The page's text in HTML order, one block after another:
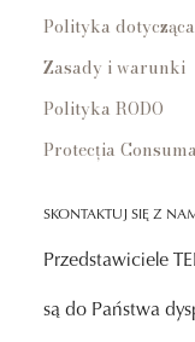
Polityka
Zasady i warunki
Polityka RODO
Protecția
SKONTAKTUJ SIĘ Z
Przedstawiciele
są do Państwa